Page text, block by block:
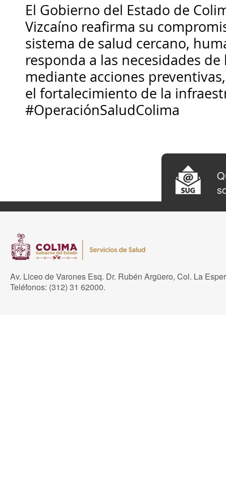
El Gobierno del Estado de
Vizcaíno reafirma su
sistema de salud cercano,
responda a las necesidades
mediante acciones
el fortalecimiento de la
#OperaciónSaludColima
Av. Liceo de Varones Esq. Dr. Rubén Argüero, Col. La
Teléfonos: (312) 31 62000.